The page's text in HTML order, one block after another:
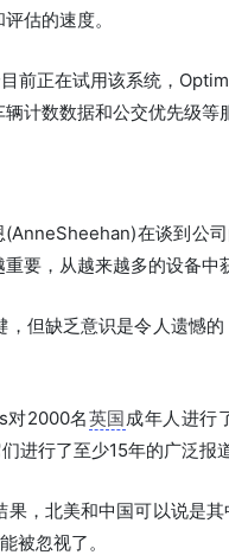
估的速度。
前正在试用该系统，
计数数据和公交优先级等
在谈到公
要，从越来越多的设备中
但缺乏意识是令人遗憾
对2000名英国 成年人进行
进行了至少15年的广泛报道
，北美和中国可以说是
被忽视了。